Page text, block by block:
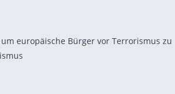
europäische Bürger vor Terrorismus zu